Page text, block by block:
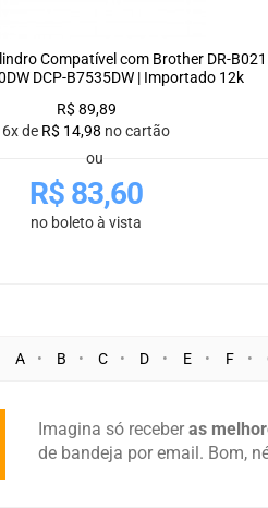
Compatível com Brother DR-B021
DCP-B7535DW | Importado 12k
R$ 89,89
6x de R$ 14,98 no cartão
ou
R$ 83,60
no boleto à vista
A B C D E F
Imagina só receberas
de bandeja por email. Bom,